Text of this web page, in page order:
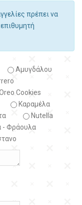
πρέπει να
Αμυγδάλου
Cookies
Kαραμέλα
Nutella
- Φράουλα